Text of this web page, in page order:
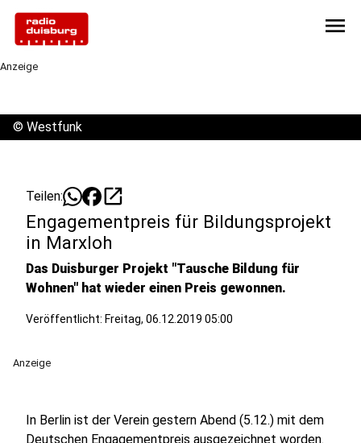
menu
Anzeige
© Westfunk
Teilen: open_in_new
Engagementpreis für Bildungsprojekt
in Marxloh
Das Duisburger Projekt "Tausche Bildung für
Wohnen" hat wieder einen Preis gewonnen.
Veröffentlicht: Freitag, 06.12.2019 05:00
Anzeige
In Berlin ist der Verein gestern Abend (5.12.) mit dem
Deutschen Engagementpreis ausgezeichnet worden.